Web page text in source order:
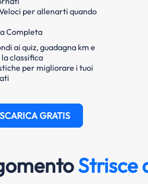
per allenarti quando
Completa
ai quiz, guadagna km e
classifica
per migliorare i tuoi
SCARICA GRATIS
Strisce